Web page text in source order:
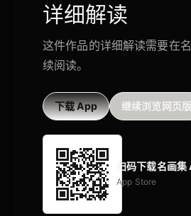
详细解读
这件作品的详细解读需要在
续阅读。
下载 App 继续浏览网页版
扫码下载名画
App Store